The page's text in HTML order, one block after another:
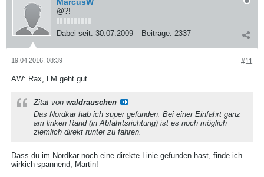
@?!
Dabei seit: 30.07.2009 Beiträge: 2337
#11
19.04.2016, 08:39
AW: Rax, LM geht gut
Zitat von waldrauschen
Das Nordkar hab ich super gefunden. Bei einer Einfahrt ganz
am linken Rand (in Abfahrtsrichtung) ist es noch möglich
ziemlich direkt runter zu fahren.
Dass du im Nordkar noch eine direkte Linie gefunden hast, finde ich
wirkich spannend, Martin!